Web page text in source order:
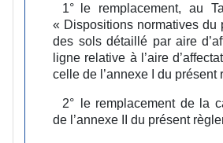
1° le remplacement, au
« Dispositions normatives du
des sols détaillé par aire
ligne relative à l’aire
celle de l’annexe I du présent
2° le remplacement de la
de l’annexe II du présent